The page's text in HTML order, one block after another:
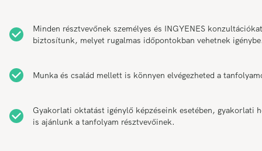
Minden résztvevőnek személyes és INGYENES konzultációkat
biztosítunk, melyet rugalmas időpontokban vehetnek
Munka és család mellett is könnyen elvégezheted a
Gyakorlati oktatást igénylő képzéseink esetében, gyakorlati
is ajánlunk a tanfolyam résztvevőinek.